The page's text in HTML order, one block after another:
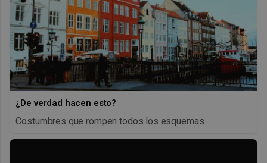
¿De verdad hacen esto?
Costumbres que rompen todos los esquemas